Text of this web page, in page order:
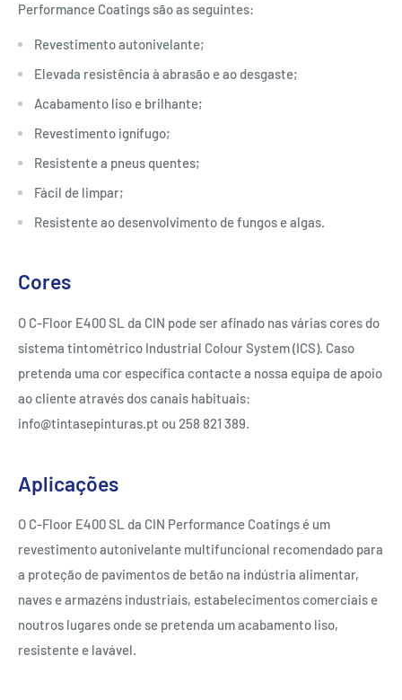
Performance Coatings são as seguintes:
Revestimento autonivelante;
Elevada resistência à abrasão e ao desgaste;
Acabamento liso e brilhante;
Revestimento ignífugo;
Resistente a pneus quentes;
Fácil de limpar;
Resistente ao desenvolvimento de fungos e algas.
Cores
O C-Floor E400 SL da CIN pode ser afinado nas várias cores do
sistema tintométrico Industrial Colour System (ICS). Caso
pretenda uma cor específica contacte a nossa equipa de apoio
ao cliente através dos canais habituais:
info@tintasepinturas.pt ou 258 821 389.
Aplicações
O C-Floor E400 SL da CIN Performance Coatings é um
revestimento autonivelante multifuncional recomendado para
a proteção de pavimentos de betão na indústria alimentar,
naves e armazéns industriais, estabelecimentos comerciais e
noutros lugares onde se pretenda um acabamento liso,
resistente e lavável.